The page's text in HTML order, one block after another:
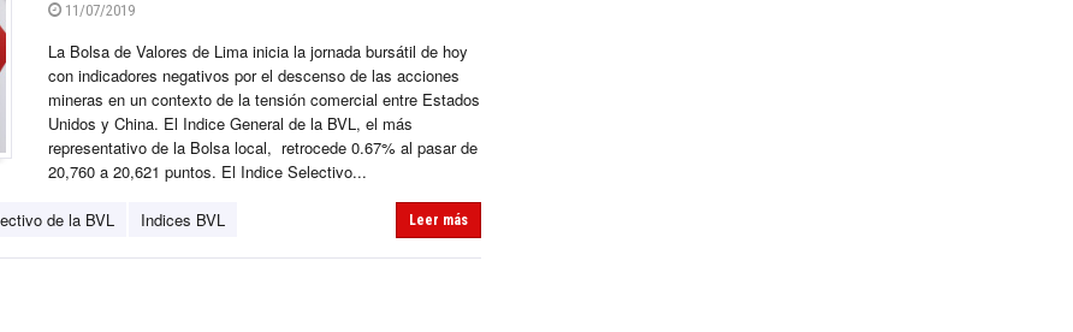
11/07/2019
La Bolsa de Valores de Lima inicia la jornada bursátil de hoy
con indicadores negativos por el descenso de las acciones
mineras en un contexto de la tensión comercial entre Estados
Unidos y China. El Indice General de la BVL, el más
representativo de la Bolsa local, retrocede 0.67% al pasar de
20,760 a 20,621 puntos. El Indice Selectivo...
de la BVL Indices BVL Leer más